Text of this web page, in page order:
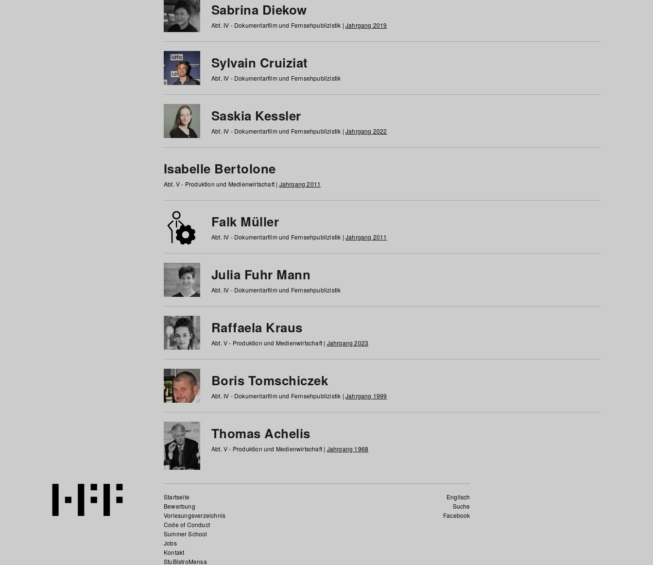
Sabrina Diekow
Abt. IV - Dokumentarfilm und Fernsehpublizistik | Jahrgang 2019
Sylvain Cruiziat
Abt. IV - Dokumentarfilm und Fernsehpublizistik
Saskia Kessler
Abt. IV - Dokumentarfilm und Fernsehpublizistik | Jahrgang 2022
Isabelle Bertolone
Abt. V - Produktion und Medienwirtschaft | Jahrgang 2011
Falk Müller
Abt. IV - Dokumentarfilm und Fernsehpublizistik | Jahrgang 2011
Julia Fuhr Mann
Abt. IV - Dokumentarfilm und Fernsehpublizistik
Raffaela Kraus
Abt. V - Produktion und Medienwirtschaft | Jahrgang 2023
Boris Tomschiczek
Abt. IV - Dokumentarfilm und Fernsehpublizistik | Jahrgang 1999
Thomas Achelis
Abt. V - Produktion und Medienwirtschaft | Jahrgang 1968
Englisch
Suche
Facebook
Startseite
Bewerbung
Vorlesungsverzeichnis
Code of Conduct
Summer School
Jobs
Kontakt
StuBistroMensa